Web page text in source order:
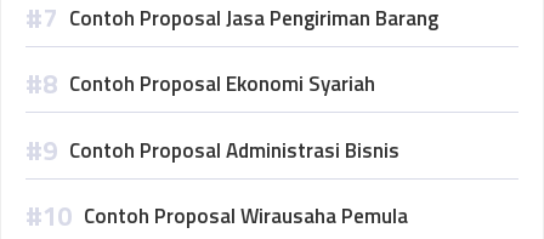
Contoh Proposal Jasa Pengiriman Barang
Contoh Proposal Ekonomi Syariah
Contoh Proposal Administrasi Bisnis
Contoh Proposal Wirausaha Pemula